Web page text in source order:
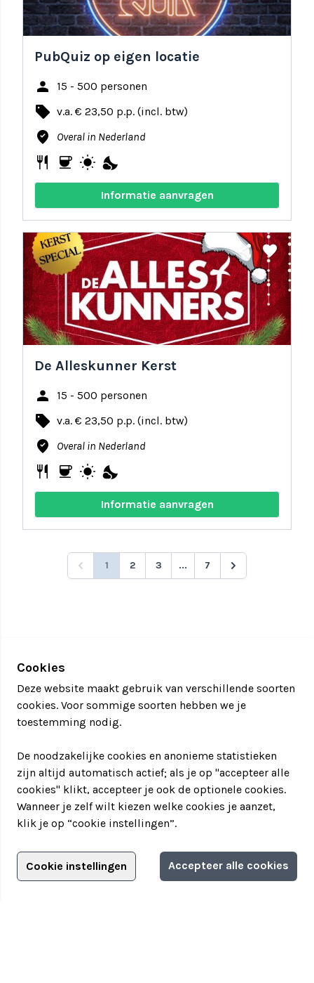
Filter jouw teamuitstapje!
PubQuiz op eigen locatie
person 15 - 500 personen
local_offer v.a. € 23,50 p.p. (incl. btw)
where_to_vote Overal in Nederland
restaurant coffee wb_sunny nights_stay
Informatie aanvragen
share favorite
De Alleskunner Kerst
person 15 - 500 personen
local_offer v.a. € 23,50 p.p. (incl. btw)
where_to_vote Overal in Nederland
restaurant coffee wb_sunny nights_stay
Informatie aanvragen
1 2 3 ... 7
Adverteren?
Adverteerdersopties
Cookies
Deze website maakt gebruik van verschillende soorten
cookies. Voor sommige soorten hebben we je
toestemming nodig.
De noodzakelijke cookies en anonieme statistieken
zijn altijd automatisch actief; als je op "accepteer alle
cookies" klikt, accepteer je ook de optionele cookies.
Wanneer je zelf wilt kiezen welke cookies je aanzet,
klik je op “cookie instellingen”.
Cookie instellingen Accepteer alle cookies